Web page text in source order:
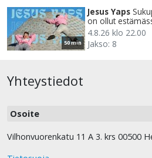
50 min
Jesus Yaps
on ollut
4.8.26 klo 22.00
Jakso: 8
Yhteystiedot
Osoite
Vilhonvuorenkatu 11 A 3. krs 00500